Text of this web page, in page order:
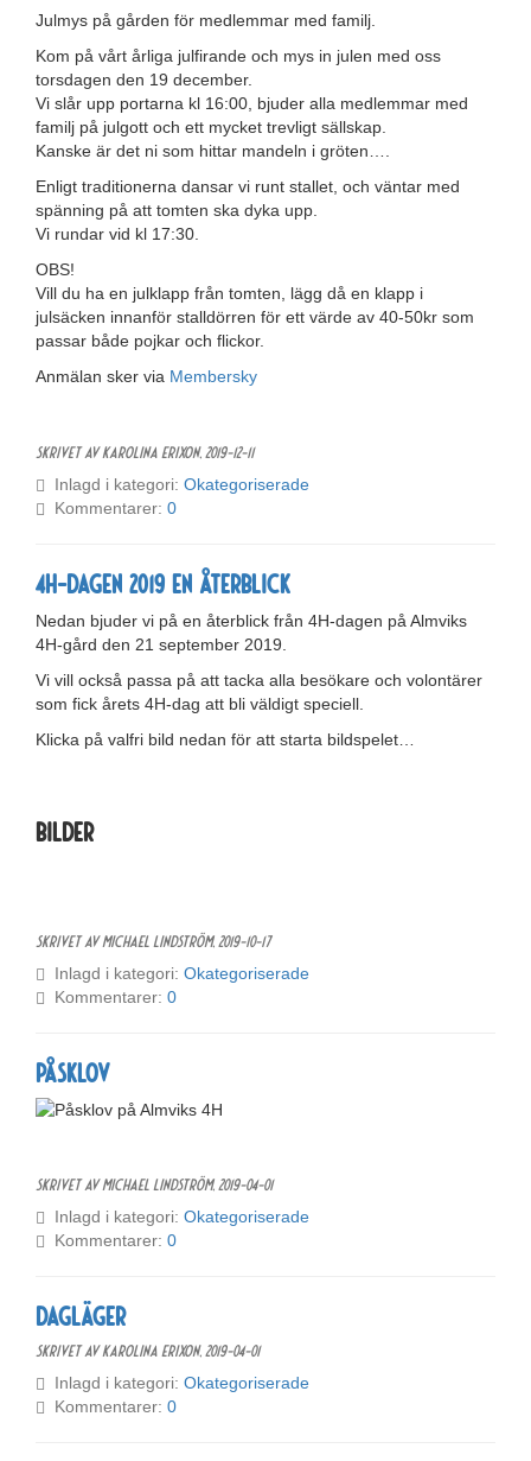
Julmys på gården för medlemmar med familj.
Kom på vårt årliga julfirande och mys in julen med oss
torsdagen den 19 december.
Vi slår upp portarna kl 16:00, bjuder alla medlemmar med
familj på julgott och ett mycket trevligt sällskap.
Kanske är det ni som hittar mandeln i gröten….
Enligt traditionerna dansar vi runt stallet, och väntar med
spänning på att tomten ska dyka upp.
Vi rundar vid kl 17:30.
OBS!
Vill du ha en julklapp från tomten, lägg då en klapp i
julsäcken innanför stalldörren för ett värde av 40-50kr som
passar både pojkar och flickor.
Anmälan sker via Membersky
Skrivet av Karolina Erixon,2019-12-11
Inlagd i kategori: Okategoriserade
Kommentarer: 0
4H-Dagen 2019 en återblick
Nedan bjuder vi på en återblick från 4H-dagen på Almviks
4H-gård den 21 september 2019.
Vi vill också passa på att tacka alla besökare och volontärer
som fick årets 4H-dag att bli väldigt speciell.
Klicka på valfri bild nedan för att starta bildspelet…
Bilder
Skrivet av Michael Lindström,2019-10-17
Inlagd i kategori: Okategoriserade
Kommentarer: 0
Påsklov
Skrivet av Michael Lindström,2019-04-01
Inlagd i kategori: Okategoriserade
Kommentarer: 0
Dagläger
Skrivet av Karolina Erixon,2019-04-01
Inlagd i kategori: Okategoriserade
Kommentarer: 0